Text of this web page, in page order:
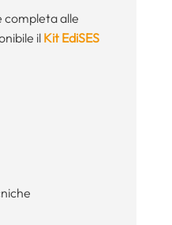
completa alle
il Kit EdiSES